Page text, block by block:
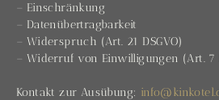
– Einschränkung
– Datenübertragbarkeit
– Widerspruch (Art. 21 DSGVO)
– Widerruf von Einwilligungen (Art. 7
Kontakt zur Ausübung: